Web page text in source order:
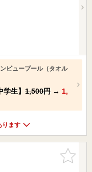
ビュープール（タオル
学生】 1,500円 → 1,
ります
お気に入
りに追加